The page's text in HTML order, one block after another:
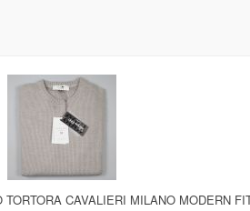
TORTORA CAVALIERI MILANO MODERN